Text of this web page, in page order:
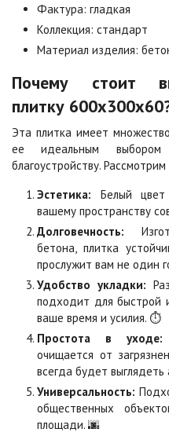
Листопад
Цена по запросу
Мокко
Цена по запросу
Оранжевая
Цена по запросу
Особая серия
Цена по запросу
Сахара
Цена по запросу
Серо-белая
Цена по запросу
Сорренто
Фактура: гладкая
Коллекция: стандарт
Материал изделия:
Почему стоит
плитку
Эта плитка имеет
ее идеальным
благоустройству.
Эстетика: Белый
вашему пространству
Долговечность:
бетона, плитка
прослужит вам не один
Удобство укладки:
подходит для быстрой
ваше время и усилия. ⏱️
Простота в уходе:
очищается от
всегда будет выглядеть
Универсальность:
общественных
площади. 🌆